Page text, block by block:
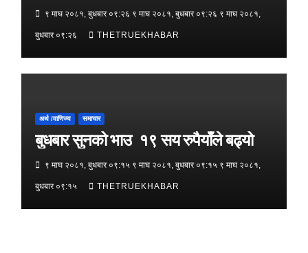
९ माघ २०८१, बुधबार ०९:२६ ९ माघ २०८१, बुधबार ०९:२६ ९ माघ २०८१,
बुधबार ०९:२६ THETRUEKHABAR
अर्थ /वाणिज्य समाचार
बुधबार सुनको भाउ १९ सय रुपैयाँले बढ्यो
९ माघ २०८१, बुधबार ०९:१५ ९ माघ २०८१, बुधबार ०९:१५ ९ माघ २०८१,
बुधबार ०९:१५ THETRUEKHABAR